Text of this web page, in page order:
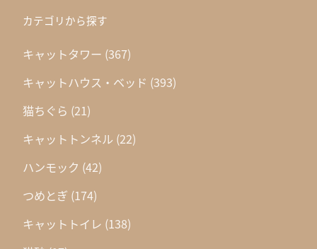
カテゴリから探す
キャットタワー (367)
キャットハウス・ベッド (393)
猫ちぐら (21)
キャットトンネル (22)
ハンモック (42)
つめとぎ (174)
キャットトイレ (138)